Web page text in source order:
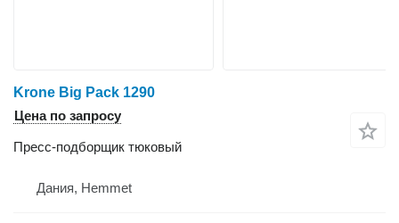
Krone Big Pack 1290
Цена по запросу
Пресс-подборщик тюковый
Дания, Hemmet